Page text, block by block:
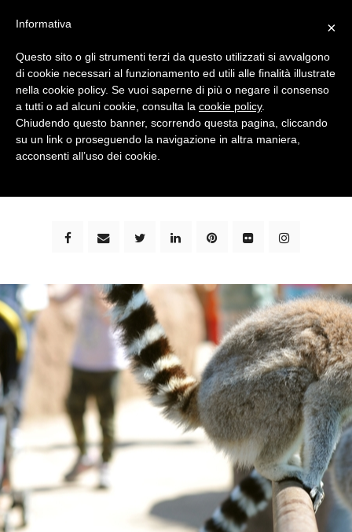
bimbi e viaggi - family travel blog: community #1 in
×
Informativa
Questo sito o gli strumenti terzi da questo utilizzati si avvalgono
di cookie necessari al funzionamento ed utili alle finalità illustrate
nella cookie policy. Se vuoi saperne di più o negare il consenso
a tutti o ad alcuni cookie, consulta la cookie policy.
Chiudendo questo banner, scorrendo questa pagina, cliccando
su un link o proseguendo la navigazione in altra maniera,
acconsenti all’uso dei cookie.